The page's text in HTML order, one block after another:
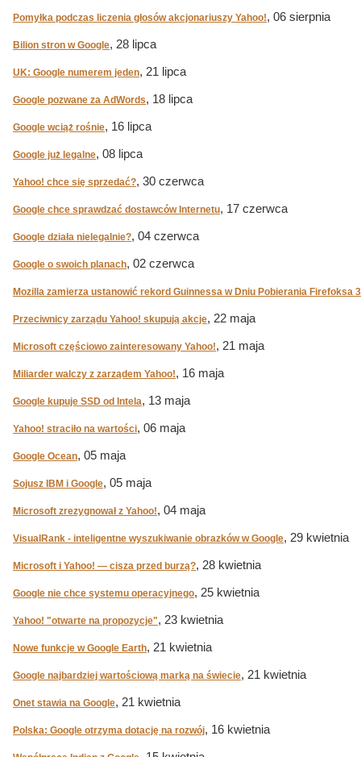
Pomyłka podczas liczenia głosów akcjonariuszy Yahoo!, 06 sierpnia
Bilion stron w Google, 28 lipca
UK: Google numerem jeden, 21 lipca
Google pozwane za AdWords, 18 lipca
Google wciąż rośnie, 16 lipca
Google już legalne, 08 lipca
Yahoo! chce się sprzedać?, 30 czerwca
Google chce sprawdzać dostawców Internetu, 17 czerwca
Google działa nielegalnie?, 04 czerwca
Google o swoich planach, 02 czerwca
Mozilla zamierza ustanowić rekord Guinnessa w Dniu Pobierania Firefoksa 3
Przeciwnicy zarządu Yahoo! skupują akcje, 22 maja
Microsoft częściowo zainteresowany Yahoo!, 21 maja
Miliarder walczy z zarządem Yahoo!, 16 maja
Google kupuje SSD od Intela, 13 maja
Yahoo! straciło na wartości, 06 maja
Google Ocean, 05 maja
Sojusz IBM i Google, 05 maja
Microsoft zrezygnował z Yahoo!, 04 maja
VisualRank - inteligentne wyszukiwanie obrazków w Google, 29 kwietnia
Microsoft i Yahoo! — cisza przed burzą?, 28 kwietnia
Google nie chce systemu operacyjnego, 25 kwietnia
Yahoo! "otwarte na propozycje", 23 kwietnia
Nowe funkcje w Google Earth, 21 kwietnia
Google najbardziej wartościową marką na świecie, 21 kwietnia
Onet stawia na Google, 21 kwietnia
Polska: Google otrzyma dotację na rozwój, 16 kwietnia